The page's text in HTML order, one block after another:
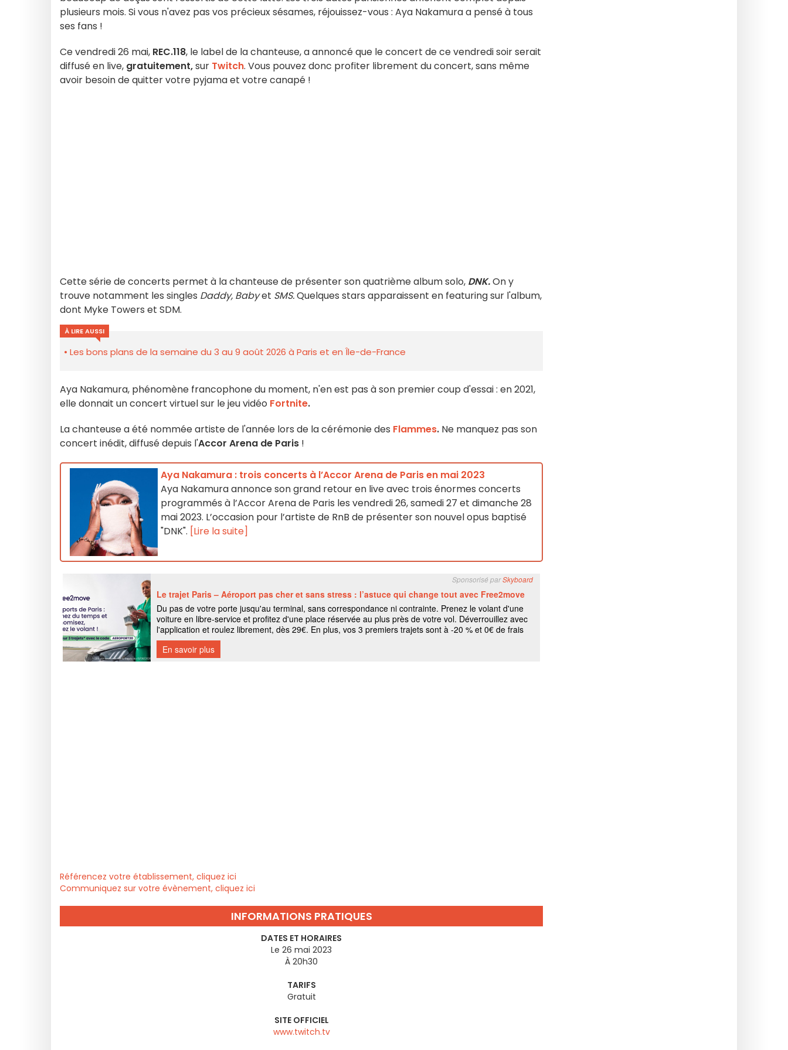
plusieurs mois. Si vous n'avez pas vos précieux sésames, réjouissez-vous : Aya Nakamura a pensé à tous
ses fans !
Ce vendredi 26 mai, REC.118, le label de la chanteuse, a annoncé que le concert de ce vendredi soir serait
diffusé en live, gratuitement,sur Twitch. Vous pouvez donc profiter librement du concert, sans même
avoir besoin de quitter votre pyjama et votre canapé !
Cette série de concerts permet à la chanteuse de présenter son quatrième album solo, DNK.On y
trouve notamment les singles Daddy, Babyet SMS.Quelques stars apparaissent en featuring sur l'album,
dont Myke Towers et SDM.
À LIRE AUSSI
Les bons plans de la semaine du 3 au 9 août 2026 à Paris et en Île-de-France
Aya Nakamura, phénomène francophone du moment, n'en est pas à son premier coup d'essai : en 2021,
elle donnait un concert virtuel sur le jeu vidéo Fortnite.
La chanteuse a été nommée artiste de l'année lors de la cérémonie des Flammes. Ne manquez pas son
concert inédit, diffusé depuis l'Accor Arena de Paris !
Aya Nakamura : trois concerts à l’Accor Arena de Paris en mai 2023
Aya Nakamura annonce son grand retour en live avec trois énormes concerts
programmés à l’Accor Arena de Paris les vendredi 26, samedi 27 et dimanche 28
mai 2023. L’occasion pour l’artiste de RnB de présenter son nouvel opus baptisé
"DNK". [Lire la suite]
Référencez votre établissement, cliquez ici
Communiquez sur votre évènement, cliquez ici
INFORMATIONS PRATIQUES
DATES ET HORAIRES
Le 26 mai 2023
À 20h30
TARIFS
Gratuit
SITE OFFICIEL
www.twitch.tv